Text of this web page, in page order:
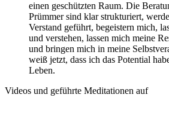
einen geschützten Raum. Die
Prümmer sind klar strukturiert,
Verstand geführt, begeistern mich,
und verstehen, lassen mich meine
und bringen mich in meine
weiß jetzt, dass ich das Potential
Leben.
Videos und geführte Meditationen auf